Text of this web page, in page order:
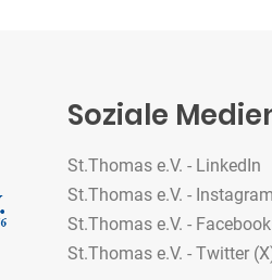
Soziale
St.Thomas e.V. - LinkedIn
St.Thomas e.V. - Instagram
St.Thomas e.V. - Facebook
St.Thomas e.V. - Twitter